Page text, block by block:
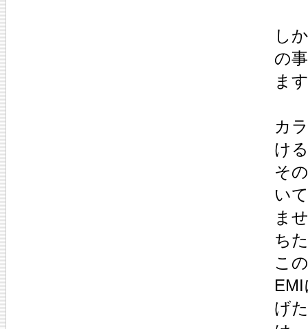
し
の
ま
カ
け
そ
い
ま
ち
こ
げ